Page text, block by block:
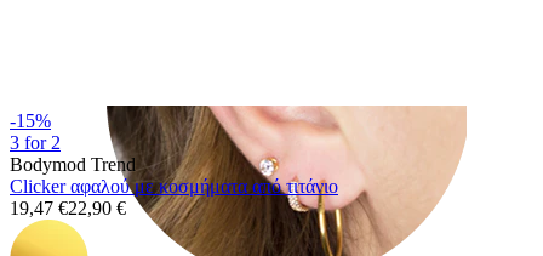
-15%
3 for 2
Bodymod Trend
Clicker αφαλού με κοσμήματα από τιτάνιο
19,47 €22,90 €